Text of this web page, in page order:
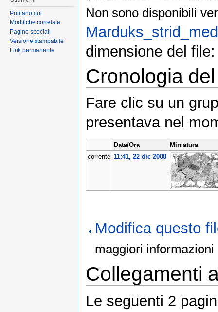
Non sono disponibili
dimensione del
Cronologia
Fare clic su un
presentava nel
Data/Ora
Miniatura
corrente 11:41, 22 dic 2008
Modifica questo
maggiori
Collegamenti
Le seguenti 2
Puntano qui
Modifiche correlate
Pagine speciali
Versione stampabile
Link permanente